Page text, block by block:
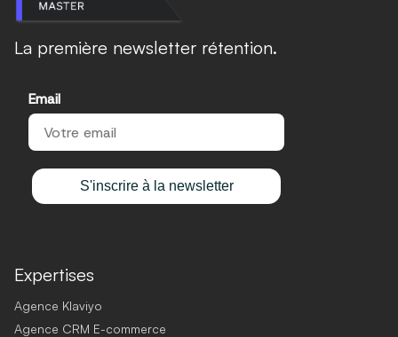
La première newsletter rétention.
Email
S'inscrire à la newsletter
Expertises
Agence Klaviyo
Agence CRM E-commerce